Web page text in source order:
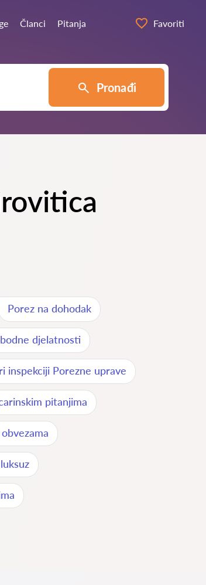
Članci Pitanja Favoriti
Pronađi
Porez na dohodak
djelatnosti
inspekciji Porezne uprave
pitanjima